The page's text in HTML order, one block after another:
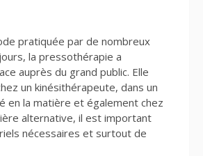
pratiquée par de nombreux
la pressothérapie a
auprès du grand public. Elle
un kinésithérapeute, dans un
en la matière et également chez
alternative, il est important
nécessaires et surtout de